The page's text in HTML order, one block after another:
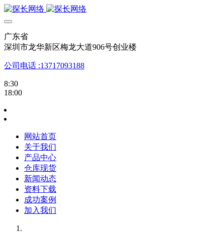
广东省
深圳市龙华新区梅龙大道906号创业楼
公司电话 :13717093188
8:30
18:00
网站首页
关于我们
产品中心
仓库现货
新闻动态
资料下载
成功案例
加入我们